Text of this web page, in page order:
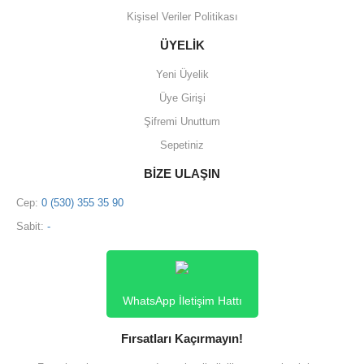
Kişisel Veriler Politikası
ÜYELİK
Yeni Üyelik
Üye Girişi
Şifremi Unuttum
Sepetiniz
BİZE ULAŞIN
Cep: 0 (530) 355 35 90
Sabit: -
WhatsApp İletişim Hattı
Fırsatları Kaçırmayın!